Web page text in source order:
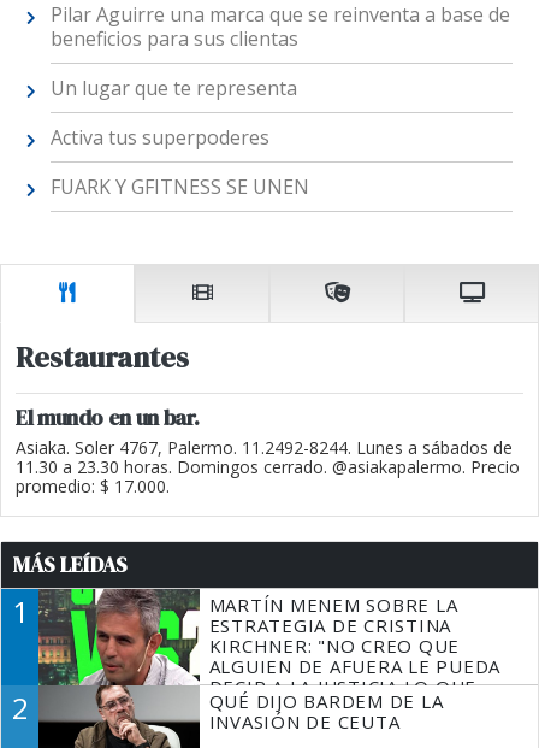
Pilar Aguirre una marca que se reinventa a base de
beneficios para sus clientas
Un lugar que te representa
Activa tus superpoderes
FUARK Y GFITNESS SE UNEN
Restaurantes
El mundo en un bar.
Asiaka. Soler 4767, Palermo. 11.2492-8244. Lunes a sábados de
11.30 a 23.30 horas. Domingos cerrado. @asiakapalermo. Precio
promedio: $ 17.000.
MÁS LEÍDAS
1
MARTÍN MENEM SOBRE LA
ESTRATEGIA DE CRISTINA
KIRCHNER: "NO CREO QUE
ALGUIEN DE AFUERA LE PUEDA
DECIR A LA JUSTICIA LO QUE
TIENE QUE HACER"
2
QUÉ DIJO BARDEM DE LA
INVASIÓN DE CEUTA